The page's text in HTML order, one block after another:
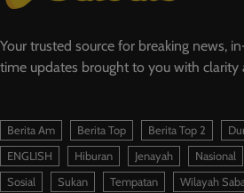
Your trusted source for breaking news,
time updates brought to you with clarity
Berita Am Berita Top Berita Top 2
ENGLISH
Hiburan Jenayah Nasional
Sosial
Sukan Tempatan Wilayah